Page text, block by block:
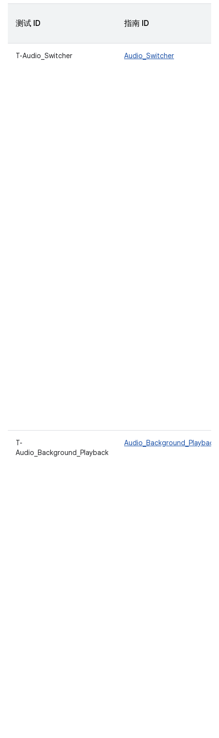
测试 ID 指南 ID
T-Audio_Switcher Audio_Switcher
T-
Audio_Background_Playback
Audio_Background_Playback